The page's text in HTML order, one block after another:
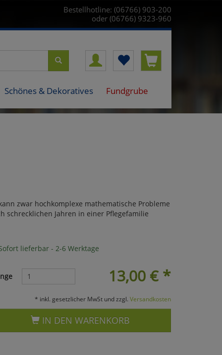
Bestellhotline: (06766) 903-200
oder (06766) 9323-960
Schönes & Dekoratives Fundgrube
zwar hochkomplexe mathematische Probleme
schrecklichen Jahren in einer Pflegefamilie
lieferbar - 2-6 Werktage
13,00 €*
* inkl. gesetzlicher MwSt und zzgl. Versandkosten
IN DEN WARENKORB